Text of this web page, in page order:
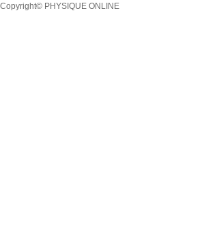
Copyright© PHYSIQUE ONLINE